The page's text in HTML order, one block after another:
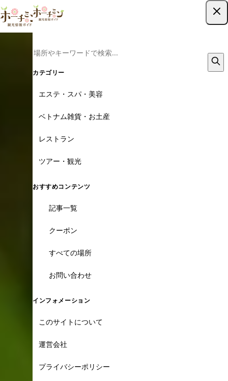
カテゴリー
エステ・スパ・美容
ベトナム雑貨・お土産
レストラン
ツアー・観光
おすすめコンテンツ
記事一覧
クーポン
すべての場所
お問い合わせ
インフォメーション
このサイトについて
運営会社
プライバシーポリシー